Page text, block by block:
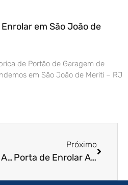
em São João de
de Portão de Garagem de
em São João de Meriti – RJ
Porta de Enrolar Automática em Itajubá – MG
Próximo
Porta de Enrolar Automática em Sertãozinho – SP